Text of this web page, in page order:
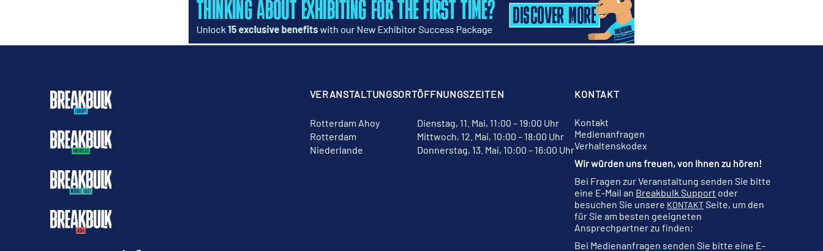
VERANSTALTUNGSORT
Rotterdam Ahoy
Rotterdam
Niederlande
ÖFFNUNGSZEITEN
Dienstag, 11. Mai, 11:00 – 19:00 Uhr
Mittwoch, 12. Mai, 10:00 – 18:00 Uhr
Donnerstag, 13. Mai, 10:00 – 16:00 Uhr
KONTAKT
Kontakt
Medienanfragen
Verhaltenskodex
Wir würden uns freuen, von Ihnen zu hören!
Bei Fragen zur Veranstaltung senden Sie bitte
eine E-Mail an Breakbulk Support oder
besuchen Sie unsere KONTAKTSeite, um den
für Sie am besten geeigneten
Ansprechpartner zu finden;
Bei Medienanfragen senden Sie bitte eine E-